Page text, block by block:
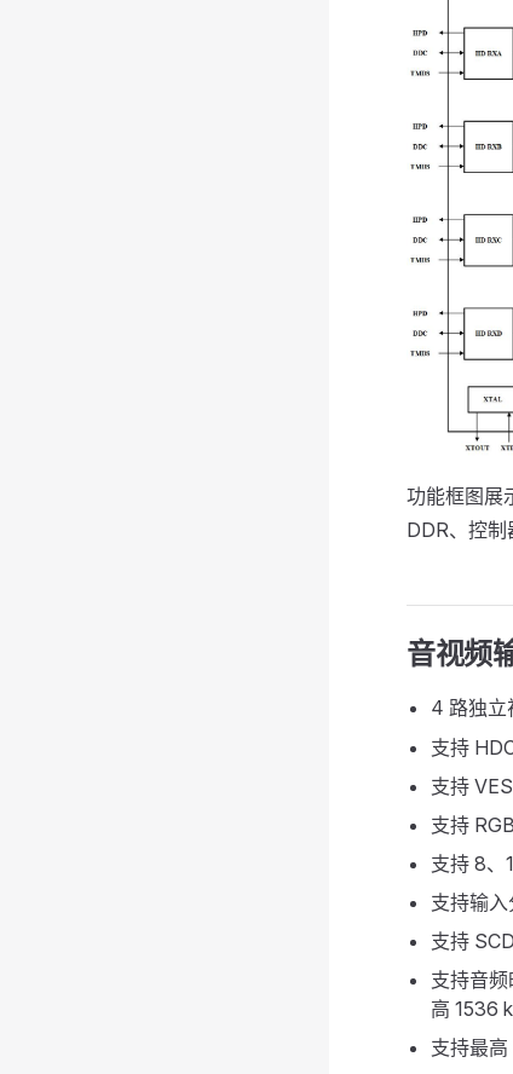
功能框图展
DDR、控制
音视频
4 路独立
支持
支持
支持
支持 8、
支持输入
支持
支持音
高 1536
支持最